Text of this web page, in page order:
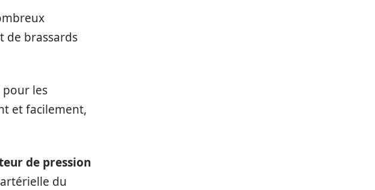
de brassards
les
et facilement,
de pression
du